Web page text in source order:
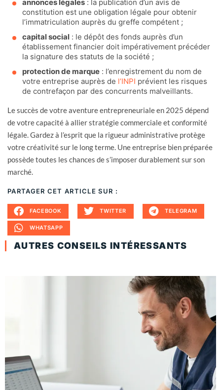
annonces légales : la publication d’un avis de
constitution est une obligation légale pour obtenir
l’immatriculation auprès du greffe compétent ;
capital social : le dépôt des fonds auprès d’un
établissement financier doit impérativement précéder
la signature des statuts de la société ;
protection de marque : l’enregistrement du nom de
votre entreprise auprès de l’INPI prévient les risques
de contrefaçon par des concurrents malveillants.
Le succès de votre aventure entrepreneuriale en 2025 dépend
de votre capacité à allier stratégie commerciale et conformité
légale. Gardez à l’esprit que la rigueur administrative protège
votre créativité sur le long terme. Une entreprise bien préparée
possède toutes les chances de s’imposer durablement sur son
marché.
PARTAGER CET ARTICLE SUR :
FACEBOOK TWITTER TELEGRAM
WHATSAPP
AUTRES CONSEILS INTÉRESSANTS